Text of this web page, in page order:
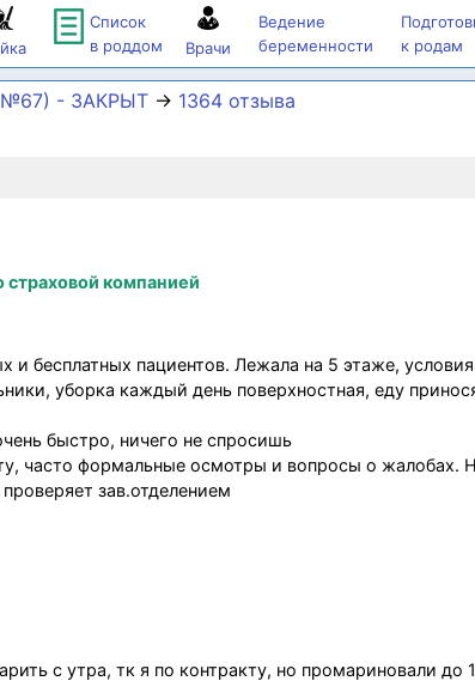
Список
в роддом
Врачи
Ведение
беременности
к родам
- ЗАКРЫТ → 1364 отзыва
страховой компанией
и бесплатных пациентов. Лежала на 5 этаже,
уборка каждый день поверхностная, еду
быстро, ничего не спросишь
часто формальные осмотры и вопросы о жалобах.
зав.отделением
с утра, тк я по контракту, но промариновали до